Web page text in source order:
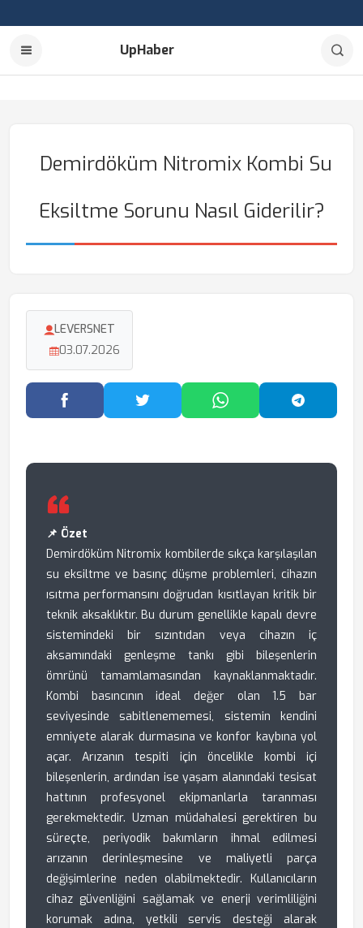
UpHaber
Demirdöküm Nitromix Kombi Su
Eksiltme Sorunu Nasıl Giderilir?
LEVERSNET
03.07.2026
Facebook'ta PaylaşTwitter'da PaylaşWhatsApp'ta Paylaş
📌 Özet
Demirdöküm Nitromix kombilerde sıkça karşılaşılan
su eksiltme ve basınç düşme problemleri, cihazın
ısıtma performansını doğrudan kısıtlayan kritik bir
teknik aksaklıktır. Bu durum genellikle kapalı devre
sistemindeki bir sızıntıdan veya cihazın iç
aksamındaki genleşme tankı gibi bileşenlerin
ömrünü tamamlamasından kaynaklanmaktadır.
Kombi basıncının ideal değer olan 1.5 bar
seviyesinde sabitlenememesi, sistemin kendini
emniyete alarak durmasına ve konfor kaybına yol
açar. Arızanın tespiti için öncelikle kombi içi
bileşenlerin, ardından ise yaşam alanındaki tesisat
hattının profesyonel ekipmanlarla taranması
gerekmektedir. Uzman müdahalesi gerektiren bu
süreçte, periyodik bakımların ihmal edilmesi
arızanın derinleşmesine ve maliyetli parça
değişimlerine neden olabilmektedir. Kullanıcıların
cihaz güvenliğini sağlamak ve enerji verimliliğini
korumak adına, yetkili servis desteği alarak